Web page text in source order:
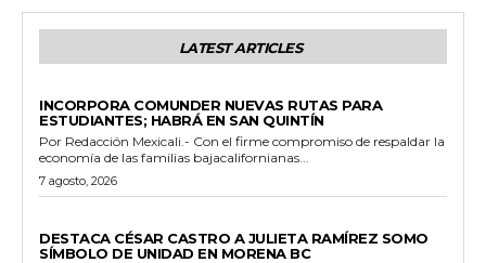
LATEST ARTICLES
INCORPORA COMUNDER NUEVAS RUTAS PARA
ESTUDIANTES; HABRÁ EN SAN QUINTÍN
Por Redacción Mexicali.- Con el firme compromiso de respaldar la
economía de las familias bajacalifornianas...
7 agosto, 2026
DESTACA CÉSAR CASTRO A JULIETA RAMÍREZ SOMO
SÍMBOLO DE UNIDAD EN MORENA BC